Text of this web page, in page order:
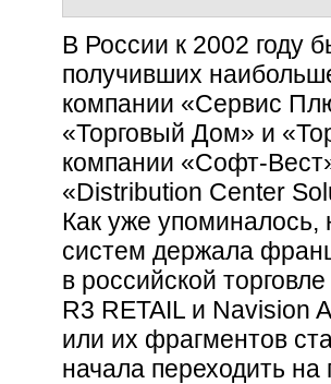
В России к 2002 году
получивших
компании «Сервис
«Торговый Дом» и
компании «Софт-
«Distribution Center
Как уже
систем держала
в российской
R3 RETAIL и Navision
или их фрагментов
начала переходить